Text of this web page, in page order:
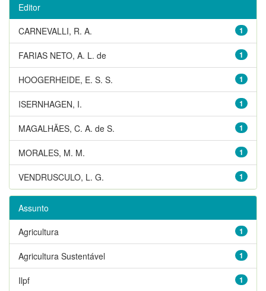
Editor
1
CARNEVALLI, R. A.
1
FARIAS NETO, A. L. de
1
HOOGERHEIDE, E. S. S.
1
ISERNHAGEN, I.
1
MAGALHÃES, C. A. de S.
1
MORALES, M. M.
1
VENDRUSCULO, L. G.
Assunto
1
Agricultura
1
Agricultura Sustentável
1
Ilpf